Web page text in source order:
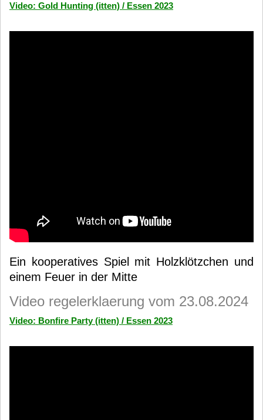
Video: Gold Hunting (itten) / Essen 2023
Ein kooperatives Spiel mit Holzklötzchen und
einem Feuer in der Mitte
Video regelerklaerung vom 23.08.2024
Video: Bonfire Party (itten) / Essen 2023